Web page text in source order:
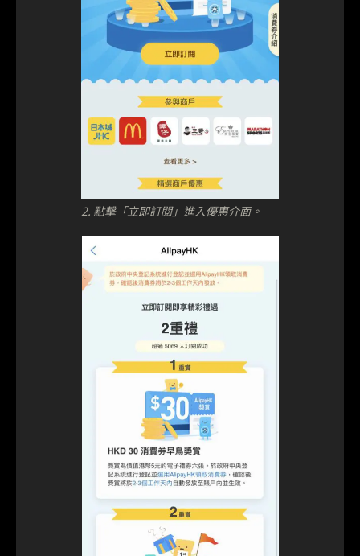
2. 點擊「立即訂閱」進入優惠介面。